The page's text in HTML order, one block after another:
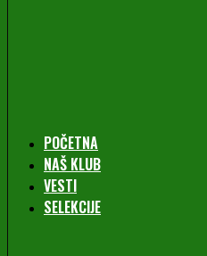
POČETNA
NAŠ KLUB
VESTI
SELEKCIJE